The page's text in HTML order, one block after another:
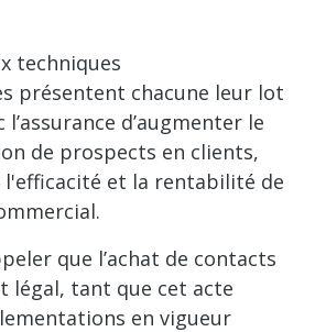
techniques
présentent chacune leur lot
l’assurance d’augmenter le
de prospects en clients,
et la rentabilité de
que l’achat de contacts
légal, tant que cet acte
en vigueur